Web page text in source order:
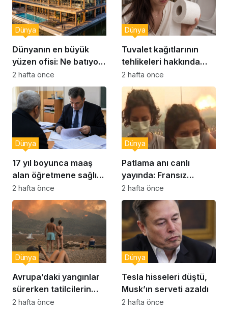
Dünyanın en büyük
yüzen ofisi: Ne batıyor
ne yerinde kalıyor
Dünya
2 hafta önce
Tuvalet kağıtlarının
tehlikeleri hakkında
yeni uyarılar
Dünya
2 hafta önce
17 yıl boyunca maaş
alan öğretmene sağlık
raporu soruşturması
Dünya
2 hafta önce
Patlama anı canlı
yayında: Fransız
muhabir şaşkın
Dünya
2 hafta önce
Avrupa’daki yangınlar
sürerken tatilcilerin
kayıtsızlığı tepki yarattı
Dünya
2 hafta önce
Tesla hisseleri düştü,
Musk’ın serveti azaldı
Dünya
2 hafta önce